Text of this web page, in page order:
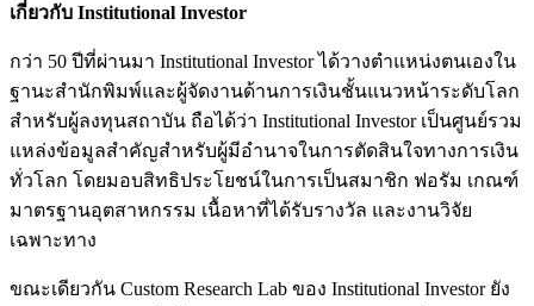
เกี่ยวกับ Institutional Investor
กว่า 50 ปีที่ผ่านมา Institutional Investor ได้วางตำแหน่งตนเองใน
ฐานะสำนักพิมพ์และผู้จัดงานด้านการเงินชั้นแนวหน้าระดับโลก
สำหรับผู้ลงทุนสถาบัน ถือได้ว่า Institutional Investor เป็นศูนย์รวม
แหล่งข้อมูลสำคัญสำหรับผู้มีอำนาจในการตัดสินใจทางการเงิน
ทั่วโลก โดยมอบสิทธิประโยชน์ในการเป็นสมาชิก ฟอรัม เกณฑ์
มาตรฐานอุตสาหกรรม เนื้อหาที่ได้รับรางวัล และงานวิจัย
เฉพาะทาง
ขณะเดียวกัน Custom Research Lab ของ Institutional Investor ยัง